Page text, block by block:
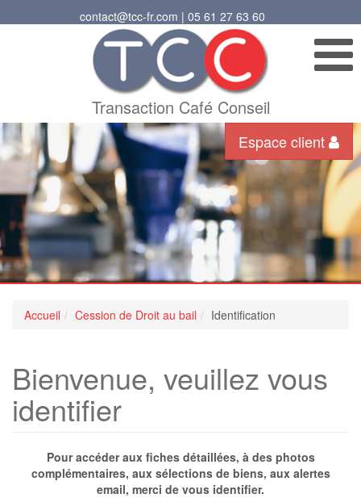
contact@tcc-fr.com | 05 61 27 63 60
Transaction Café Conseil
Espace client
Accueil Cession de Droit au bail Identification
Bienvenue, veuillez vous
identifier
Pour accéder aux fiches détaillées, à des photos
complémentaires, aux sélections de biens, aux alertes
email, merci de vous identifier.